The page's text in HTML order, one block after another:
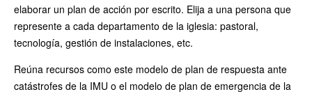
elaborar un plan de acción por escrito. Elija a una persona que
represente a cada departamento de la iglesia: pastoral,
tecnología, gestión de instalaciones, etc.
Reúna recursos como este modelo de plan de respuesta ante
catástrofes de la IMU o el modelo de plan de emergencia de la